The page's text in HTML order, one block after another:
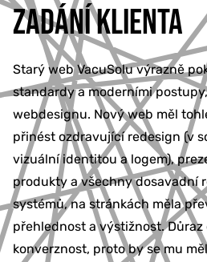
ZADÁNÍ KLIENTA
Starý web VacuSolu výrazně
standardy a moderními
webdesignu. Nový web měl
přinést ozdravující redesign (v
vizuální identitou a logem),
produkty a všechny dosavadní
systémů, na stránkách měla
přehlednost a výstižnost.
konverznost, proto by se mu